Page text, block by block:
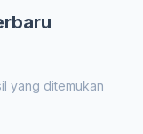
yang ditemukan